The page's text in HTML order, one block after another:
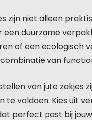
zijn niet alleen
een duurzame
of een ecologisch
van
van jute zakjes
te voldoen. Kies uit
perfect past bij